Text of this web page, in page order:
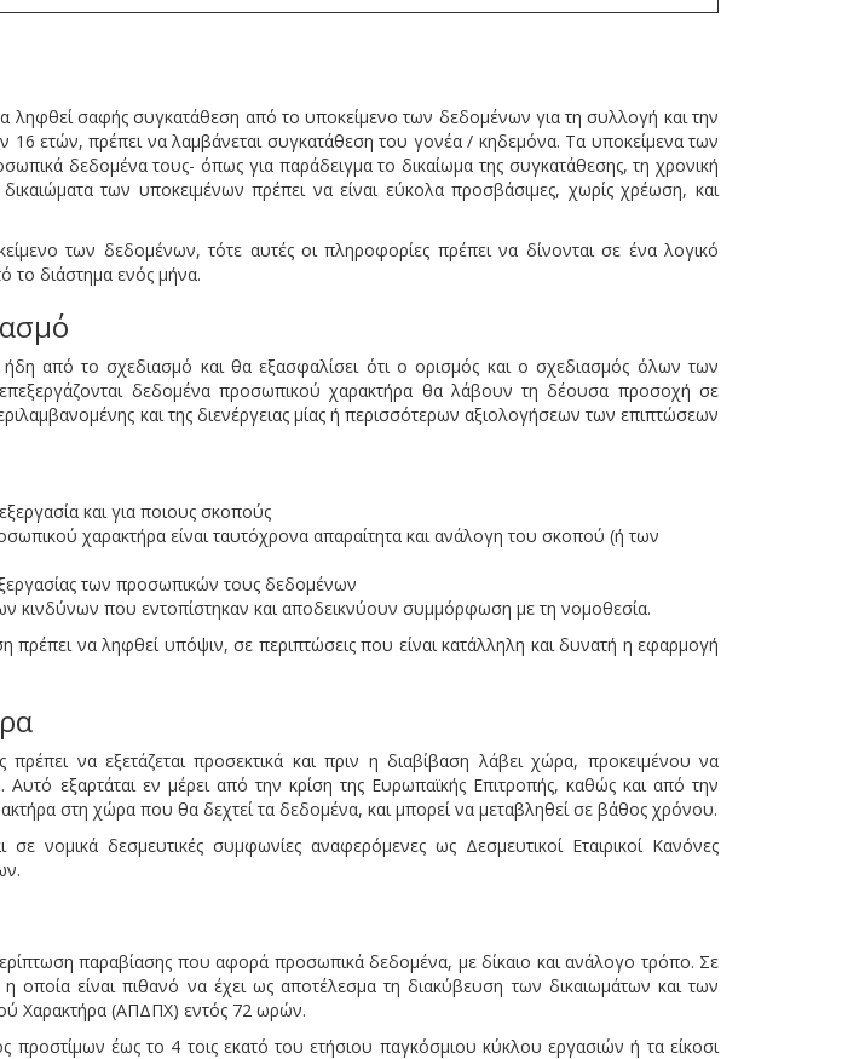
ληφθεί σαφής συγκατάθεση από το υποκείμενο των δεδομένων για τη συλλογή και την
ετών, πρέπει να λαμβάνεται συγκατάθεση του γονέα / κηδεμόνα. Τα υποκείμενα των
δεδομένα τους- όπως για παράδειγμα το δικαίωμα της συγκατάθεσης, τη χρονική
των υποκειμένων πρέπει να είναι εύκολα προσβάσιμες, χωρίς χρέωση, και
των δεδομένων, τότε αυτές οι πληροφορίες πρέπει να δίνονται σε ένα λογικό
το διάστημα ενός μήνα.
από το σχεδιασμό και θα εξασφαλίσει ότι ο ορισμός και ο σχεδιασμός όλων των
δεδομένα προσωπικού χαρακτήρα θα λάβουν τη δέουσα προσοχή σε
και της διενέργειας μίας ή περισσότερων αξιολογήσεων των επιπτώσεων
και για ποιους σκοπούς
χαρακτήρα είναι ταυτόχρονα απαραίτητα και ανάλογη του σκοπού (ή των
των προσωπικών τους δεδομένων
κινδύνων που εντοπίστηκαν και αποδεικνύουν συμμόρφωση με τη νομοθεσία.
να ληφθεί υπόψιν, σε περιπτώσεις που είναι κατάλληλη και δυνατή η εφαρμογή
να εξετάζεται προσεκτικά και πριν η διαβίβαση λάβει χώρα, προκειμένου να
εξαρτάται εν μέρει από την κρίση της Ευρωπαϊκής Επιτροπής, καθώς και από την
στη χώρα που θα δεχτεί τα δεδομένα, και μπορεί να μεταβληθεί σε βάθος χρόνου.
νομικά δεσμευτικές συμφωνίες αναφερόμενες ως Δεσμευτικοί Εταιρικοί Κανόνες
παραβίασης που αφορά προσωπικά δεδομένα, με δίκαιο και ανάλογο τρόπο. Σε
είναι πιθανό να έχει ως αποτέλεσμα τη διακύβευση των δικαιωμάτων και των
Χαρακτήρα (ΑΠΔΠΧ) εντός 72 ωρών.
έως το 4 τοις εκατό του ετήσιου παγκόσμιου κύκλου εργασιών ή τα είκοσι